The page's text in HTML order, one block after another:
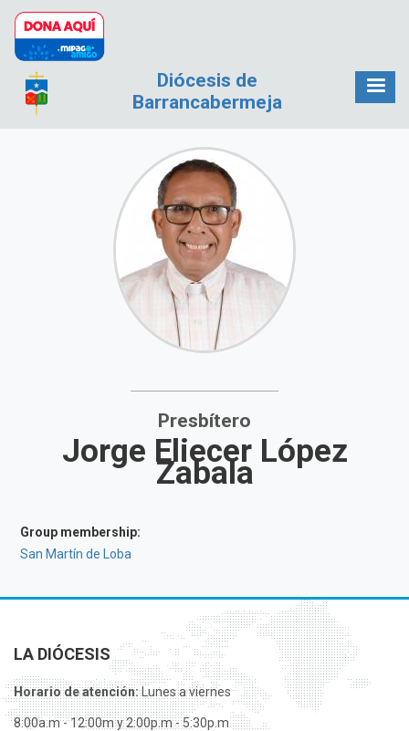
Pasar al contenido principal
Diócesis de
Barrancabermeja
Presbítero
Jorge Eliecer López
Zabala
Group membership:
San Martín de Loba
LA DIÓCESIS
Horario de atención:Lunes a viernes
8:00a.m - 12:00m y 2:00p.m - 5:30p.m